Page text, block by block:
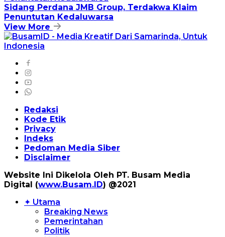
Sidang Perdana JMB Group, Terdakwa Klaim
Penuntutan Kedaluwarsa
View More
Redaksi
Kode Etik
Privacy
Indeks
Pedoman Media Siber
Disclaimer
Website Ini Dikelola Oleh PT. Busam Media
Digital (www.Busam.ID) @2021
✦ Utama
Breaking News
Pemerintahan
Politik